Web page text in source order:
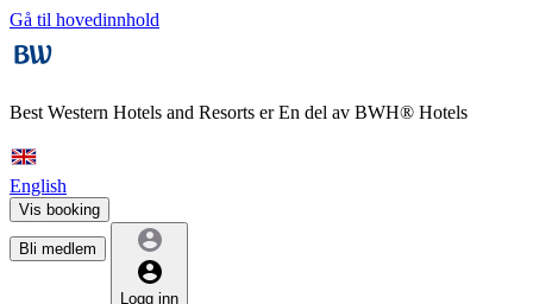
Gå til hovedinnhold
Best Western Hotels and Resorts erEn del av BWH® Hotels
English
Vis booking
Bli medlem
Logg inn